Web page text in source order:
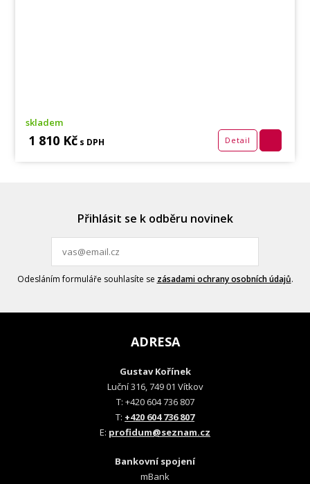
skladem
1 810 Kč s DPH Detail
Přihlásit se k odběru novinek
Odesláním formuláře souhlasíte se zásadami ochrany osobních údajů.
ADRESA
Gustav Kořínek
Luční 316, 749 01 Vítkov
T: +420 604 736 807
T: +420 604 736 807
E: profidum@seznam.cz
Bankovní spojení
mBank